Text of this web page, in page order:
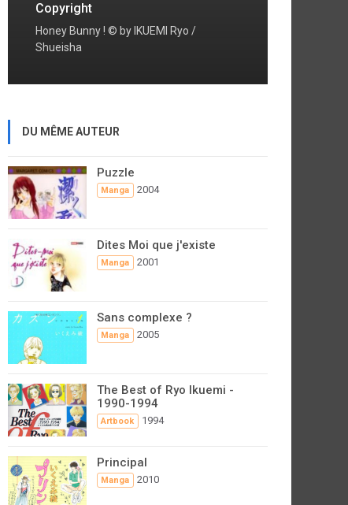
Copyright
Honey Bunny ! © by IKUEMI Ryo /
Shueisha
DU MÊME AUTEUR
Puzzle
Manga 2004
Dites Moi que j'existe
Manga 2001
Sans complexe ?
Manga 2005
The Best of Ryo Ikuemi -
1990-1994
Artbook 1994
Principal
Manga 2010